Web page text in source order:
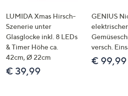
LUMIDA Xmas Hirsch-
Szenerie unter
Glasglocke inkl. 8 LEDs
& Timer Höhe ca.
42cm, Ø 22cm
€ 39,99
GENIUS
elektrischer
versch.
€ 99,99